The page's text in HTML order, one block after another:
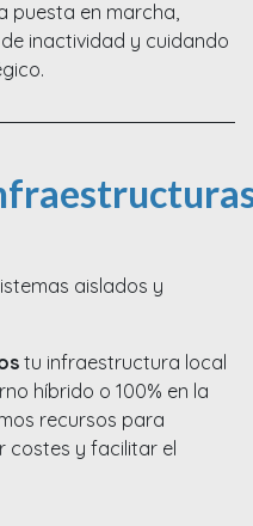
puesta en marcha,
inactividad y cuidando
aislados y
tu infraestructura local
híbrido o 100% en la
recursos para
costes y facilitar el